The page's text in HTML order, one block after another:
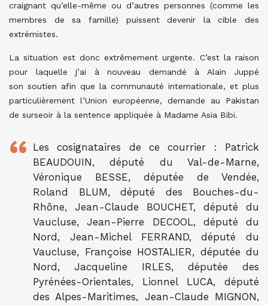
craignant qu’elle-même ou d’autres personnes (comme les
membres de sa famille) puissent devenir la cible des
extrémistes.
La situation est donc extrêmement urgente. C’est la raison
pour laquelle j’ai à nouveau demandé à Alain Juppé
son soutien afin que la communauté internationale, et plus
particulièrement l’Union européenne, demande au Pakistan
de surseoir à la sentence appliquée à Madame Asia Bibi.
Les cosignataires de ce courrier : Patrick
BEAUDOUIN, député du Val-de-Marne,
Véronique BESSE, députée de Vendée,
Roland BLUM, député des Bouches-du-
Rhône, Jean-Claude BOUCHET, député du
Vaucluse, Jean-Pierre DECOOL, député du
Nord, Jean-Michel FERRAND, député du
Vaucluse, Françoise HOSTALIER, députée du
Nord, Jacqueline IRLES, députée des
Pyrénées-Orientales, Lionnel LUCA, député
des Alpes-Maritimes, Jean-Claude MIGNON,